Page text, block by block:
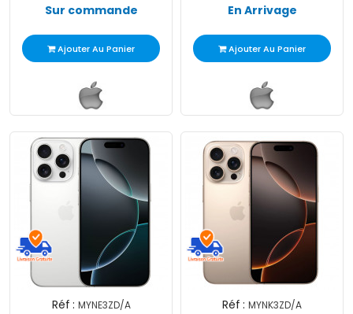
Sur commande
Ajouter Au Panier
En Arrivage
Ajouter Au Panier
Réf : MYNE3ZD/A Réf : MYNK3ZD/A